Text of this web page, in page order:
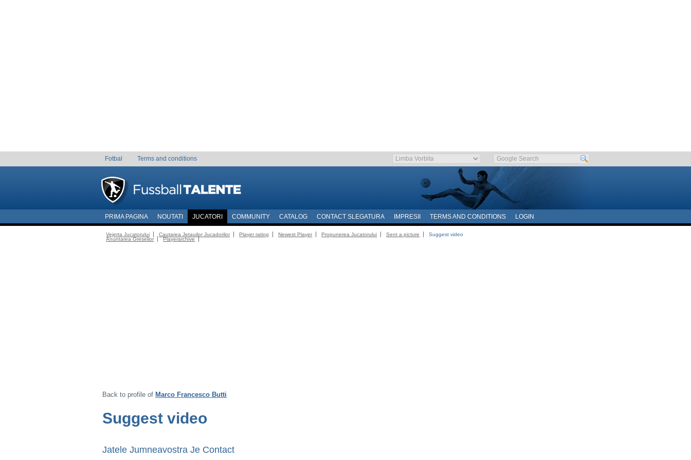
Fotbal Terms and conditions
PRIMA PAGINA NOUTATI JUCATORI COMMUNITY CATALOG CONTACT SLEGATURA IMPRESII TERMS AND CONDITIONS LOGIN
Vejerta Jucatorului Cautarea Jetauilor Jucadorilor Player rating Newest Player Propunerea Jucatorului Sent a picture
Suggest video
Anuntarea Greselior
Playerarchive
Back to profile of Marco Francesco Butti
Suggest video
Jatele Jumneavostra Je Contact